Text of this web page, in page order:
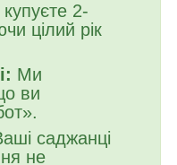
2-
цілий рік
Ми
ви
саджанці
не